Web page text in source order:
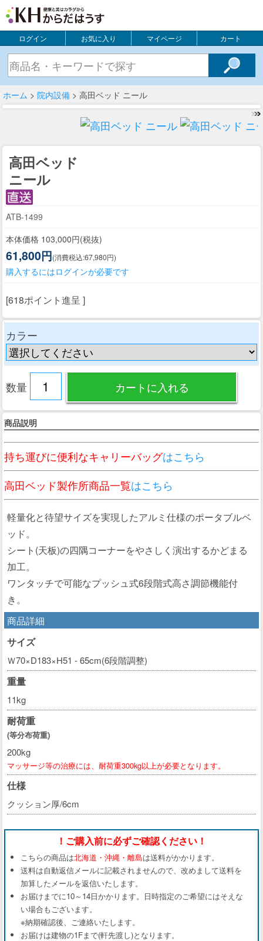
ログイン お気に入り マイページ カート
ホーム > 院内設備 > 高田ベッド ニール
高田ベッド
ニール
ATB-1499
本体価格 103,000円(税抜)
61,800円(消費税込:67,980円)
購入するにはログインが必要です
[618ポイント進呈 ]
カラー
数量
商品説明
持ち運びに便利なキャリーバッグはこちら
高田ベッド製作所商品一覧はこちら
軽量化と待望サイズを実現したアルミ仕様のポータブルベ
ッド。
シート(天板)の四隅コーナーをやさしく演出するかどまる
加工。
ワンタッチで可能なプッシュ式6段階式高さ調節機能付
き。
商品詳細
サイズ
Ｗ70×D183×H51 - 65cm(6段階調整)
重量
11kg
耐荷重
(等分布荷重)
200kg
マッサージ等の治療には、耐荷重300kg以上が必要となります。
仕様
クッション厚/6cm
！ご購入前に必ずご確認ください！
こちらの商品は北海道・沖縄・離島は送料がかかります。
送料は自動返信メールに記載されませんので、改めまして送料を
加算したメールを返信いたします。
お届けまでに10～14日かかります。日時指定のご希望にはそえな
い場合もございます。
※納期確認後、ご連絡いたします。
お届けは建物の1Fまで(軒先渡し)となります。